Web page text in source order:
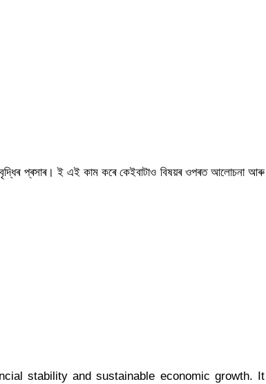
বৃদ্ধিৰ প্ৰসাৰ। ই এই কাম কৰে কেইবাটাও বিষয়ৰ ওপৰত আলোচনা আৰু
stability and sustainable economic growth. It